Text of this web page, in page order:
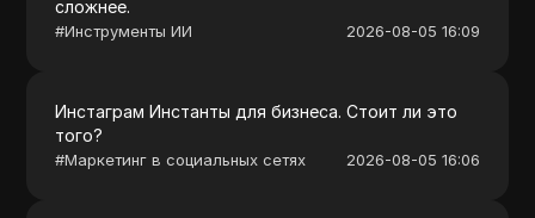
сложнее.
#Инструменты ИИ 2026-08-05 16:09
Инстаграм Инстанты для бизнеса. Стоит ли это
того?
#Маркетинг в социальных сетях 2026-08-05 16:06